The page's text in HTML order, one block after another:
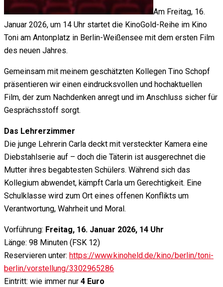
Am Freitag, 16.
Januar 2026, um 14 Uhr startet die KinoGold-Reihe im Kino
Toni am Antonplatz in Berlin-Weißensee mit dem ersten Film
des neuen Jahres.
Gemeinsam mit meinem geschätzten Kollegen Tino Schopf
präsentieren wir einen eindrucksvollen und hochaktuellen
Film, der zum Nachdenken anregt und im Anschluss sicher für
Gesprächsstoff sorgt.
Das Lehrerzimmer
Die junge Lehrerin Carla deckt mit versteckter Kamera eine
Diebstahlserie auf – doch die Täterin ist ausgerechnet die
Mutter ihres begabtesten Schülers. Während sich das
Kollegium abwendet, kämpft Carla um Gerechtigkeit. Eine
Schulklasse wird zum Ort eines offenen Konflikts um
Verantwortung, Wahrheit und Moral.
Vorführung: Freitag, 16. Januar 2026, 14 Uhr
Länge: 98 Minuten (FSK 12)
Reservieren unter: https://www.kinoheld.de/kino/berlin/toni-
berlin/vorstellung/3302965286
Eintritt: wie immer nur 4 Euro